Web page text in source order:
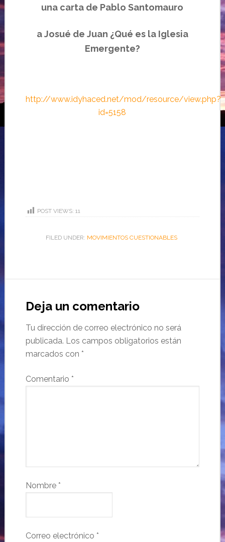
una carta de PabloSantomauro
a Josué de Juan ¿Qué es la Iglesia
Emergente?
http://www.idyhaced.net/mod/resource/view.php?
id=5158
POST VIEWS: 11
FILED UNDER: MOVIMIENTOS CUESTIONABLES
Deja un comentario
Tu dirección de correo electrónico no será
publicada. Los campos obligatorios están
marcados con *
Comentario *
Nombre *
Correo electrónico *